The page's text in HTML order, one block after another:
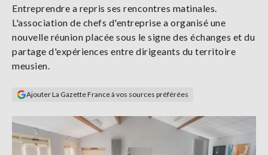
Se
connecter
Entreprendre a repris ses rencontres matinales.
L'association de chefs d'entreprise a organisé une
nouvelle réunion placée sous le signe des échanges et du
partage d'expériences entre dirigeants du territoire
meusien.
Ajouter La Gazette France à vos sources préférées